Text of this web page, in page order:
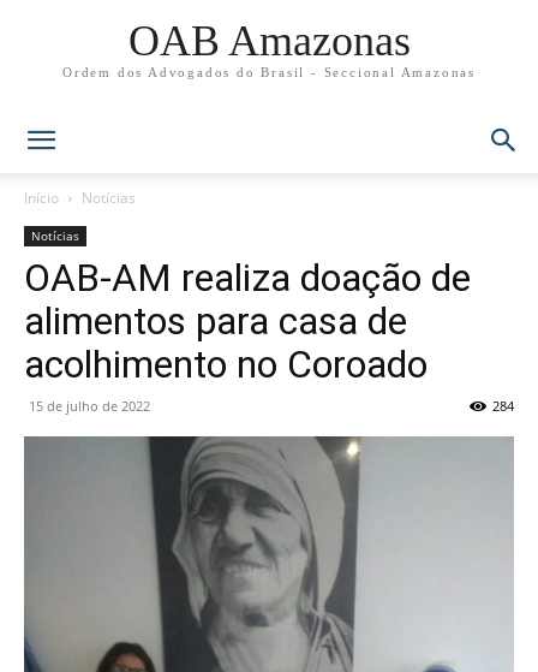
OAB Amazonas
Ordem dos Advogados do Brasil - Seccional Amazonas
Início Notícias
Notícias
OAB-AM realiza doação de
alimentos para casa de
acolhimento no Coroado
15 de julho de 2022 284